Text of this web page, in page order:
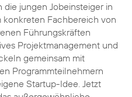
die jungen Jobeinsteiger in
konkreten Fachbereich von
Führungskräften
Projektmanagement und
gemeinsam mit
Programmteilnehmern
Startup-Idee. Jetzt